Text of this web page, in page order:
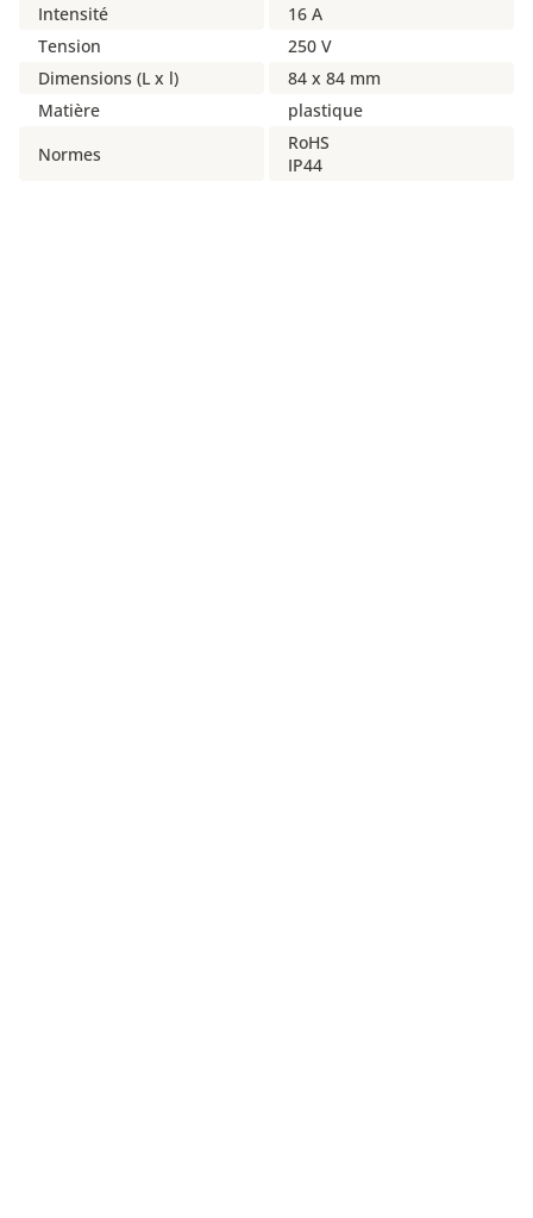
Intensité
16 A
Tension
250 V
Dimensions (L x l)
84 x 84 mm
Matière
plastique
Normes
RoHS
IP44